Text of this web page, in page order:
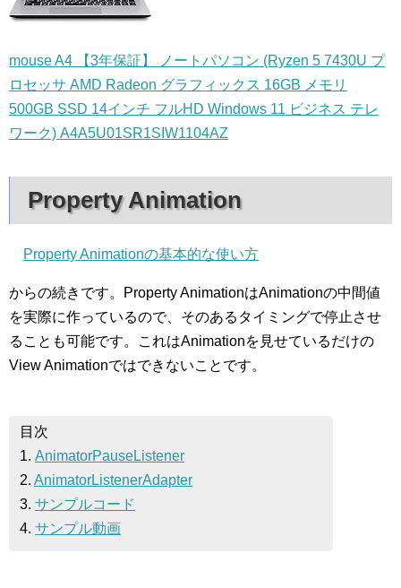
mouse A4 【3年保証】 ノートパソコン (Ryzen 5 7430U プ
ロセッサ AMD Radeon グラフィックス 16GB メモリ
500GB SSD 14インチ フルHD Windows 11 ビジネス テレ
ワーク) A4A5U01SR1SIW1104AZ
Property Animation
Property Animationの基本的な使い方
からの続きです。Property AnimationはAnimationの中間値
を実際に作っているので、そのあるタイミングで停止させ
ることも可能です。これはAnimationを見せているだけの
View Animationではできないことです。
目次
1. AnimatorPauseListener
2. AnimatorListenerAdapter
3. サンプルコード
4. サンプル動画